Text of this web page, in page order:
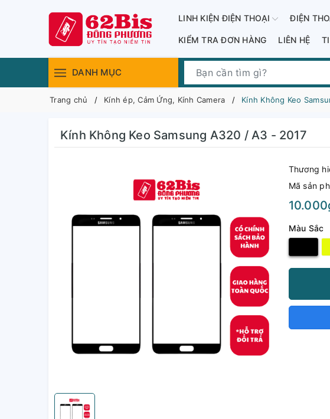
LINH KIỆN ĐIỆN THOẠI ĐIỆN
KIỂM TRA ĐƠN HÀNG LIÊN HỆ
DANH MỤC
Trang chủ Kính ép, Cảm Ứng, Kính Camera Kính Không Keo
Kính Không Keo Samsung A320 / A3 - 2017
Thương
Mã sản
Màu Sắc